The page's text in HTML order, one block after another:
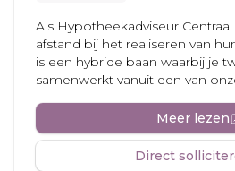
Als Hypotheekadviseur
afstand bij het realiseren van
is een hybride baan waarbij je
samenwerkt vanuit een van
Meer lezen
Direct